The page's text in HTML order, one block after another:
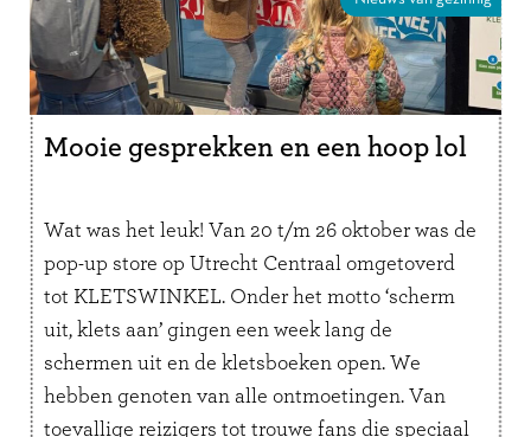
Mooie gesprekken en een hoop lol
Wat was het leuk! Van 20 t/m 26 oktober was de
pop-up store op Utrecht Centraal omgetoverd
tot KLETSWINKEL. Onder het motto ‘scherm
uit, klets aan’ gingen een week lang de
schermen uit en de kletsboeken open. We
hebben genoten van alle ontmoetingen. Van
toevallige reizigers tot trouwe fans die speciaal